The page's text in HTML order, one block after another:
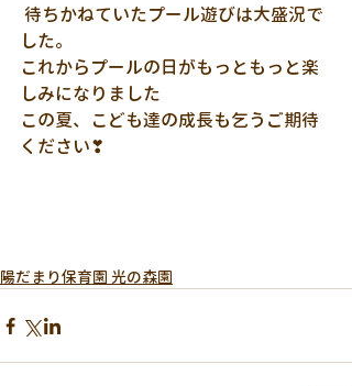
した。
これからプールの日がもっともっと楽
しみになりました
この夏、こども達の成長も乞うご期待
ください❣
陽だまり保育園 光の森園